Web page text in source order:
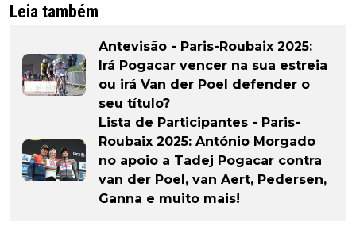
Leia também
Antevisão - Paris-Roubaix 2025:
Irá Pogacar vencer na sua estreia
ou irá Van der Poel defender o
seu título?
Lista de Participantes - Paris-
Roubaix 2025: António Morgado
no apoio a Tadej Pogacar contra
van der Poel, van Aert, Pedersen,
Ganna e muito mais!